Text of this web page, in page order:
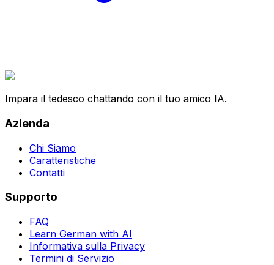
Impara il tedesco chattando con il tuo amico IA.
Azienda
Chi Siamo
Caratteristiche
Contatti
Supporto
FAQ
Learn German with AI
Informativa sulla Privacy
Termini di Servizio